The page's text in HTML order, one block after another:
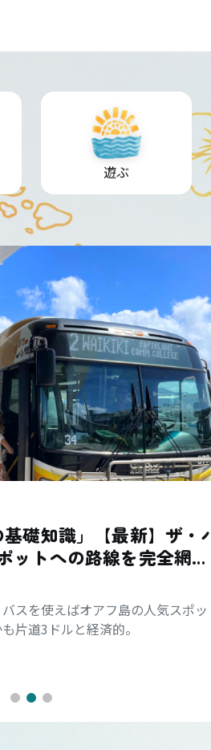
遊ぶ
礎知識」【最新】ザ・
ットへの路線を完全網
スを使えばオアフ島の人気スポ
片道3ドルと経済的。